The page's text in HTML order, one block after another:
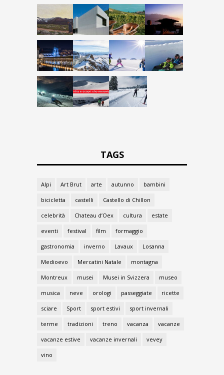
TAGS
Alpi Art Brut arte autunno bambini
bicicletta castelli Castello di Chillon
celebrità Chateau d’Oex cultura estate
eventi festival film formaggio
gastronomia inverno Lavaux Losanna
Medioevo Mercatini Natale montagna
Montreux musei Musei in Svizzera museo
musica neve orologi passeggiate ricette
sciare Sport sport estivi sport invernali
terme tradizioni treno vacanza vacanze
vacanze estive vacanze invernali vevey
vino